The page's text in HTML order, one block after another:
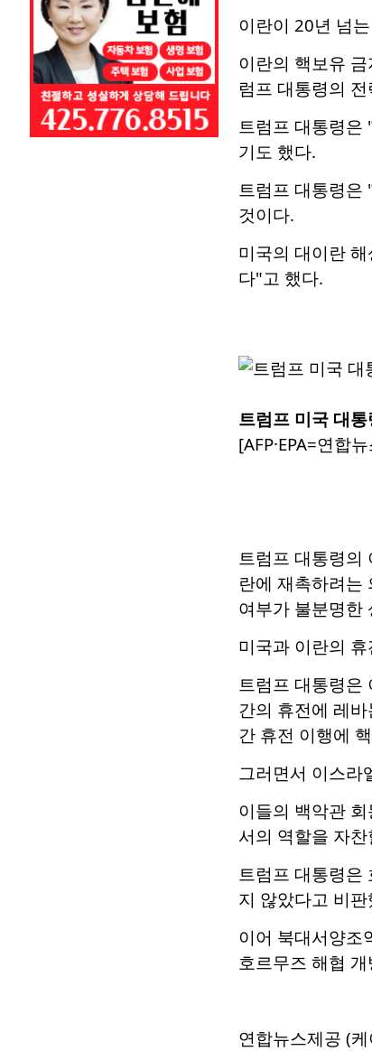
이란이 20년 넘
이란의 핵보유
럼프 대통령의
트럼프 대통령은
기도 했다.
트럼프 대통령은
것이다.
미국의 대이란
다"고 했다.
트럼프 미국 대
[AFP·EPA=연합
트럼프 대통령의
란에 재촉하려는
여부가 불분명한
미국과 이란의
트럼프 대통령은
간의 휴전에 레
간 휴전 이행에
그러면서 이스라
이들의 백악관
서의 역할을 자
트럼프 대통령은
지 않았다고 비판
이어 북대서양조
호르무즈 해협
연합뉴스제공 (